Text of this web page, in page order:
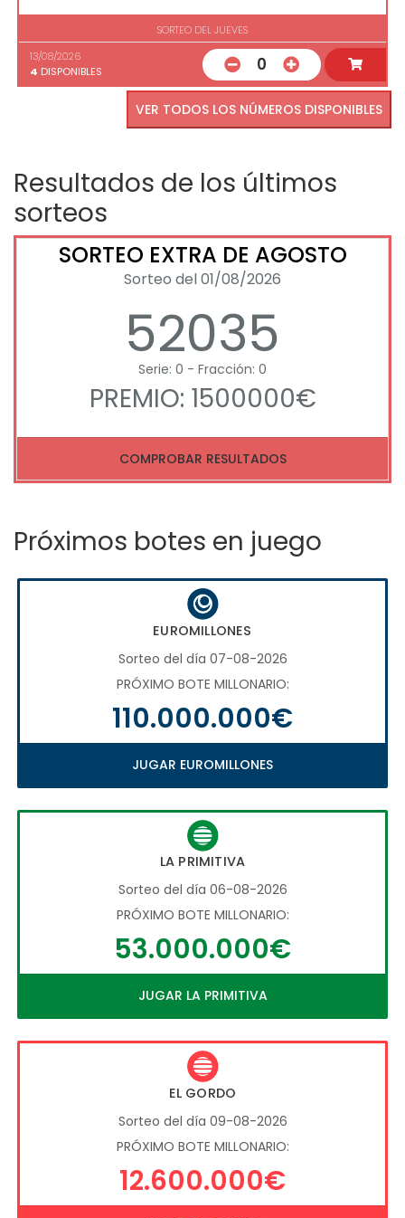
SORTEO DEL JUEVES
13/08/2026
4 DISPONIBLES 0
VER TODOS LOS NÚMEROS DISPONIBLES
Resultados de los últimos
sorteos
SORTEO EXTRA DE AGOSTO
Sorteo del 01/08/2026
52035
Serie: 0 - Fracción: 0
PREMIO: 1500000€
COMPROBAR RESULTADOS
Próximos botes en juego
EUROMILLONES
Sorteo del día 07-08-2026
PRÓXIMO BOTE MILLONARIO:
110.000.000€
JUGAR EUROMILLONES
LA PRIMITIVA
Sorteo del día 06-08-2026
PRÓXIMO BOTE MILLONARIO:
53.000.000€
JUGAR LA PRIMITIVA
EL GORDO
Sorteo del día 09-08-2026
PRÓXIMO BOTE MILLONARIO:
12.600.000€